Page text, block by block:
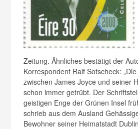
Zeitung. Ähnliches bestätigt der
Korrespondent Ralf Sotscheck:
zwischen James Joyce und seiner
schon immer getrübt. Der
geistigen Enge der Grünen Insel
schrieb aus dem Ausland
Bewohner seiner Heimatstadt